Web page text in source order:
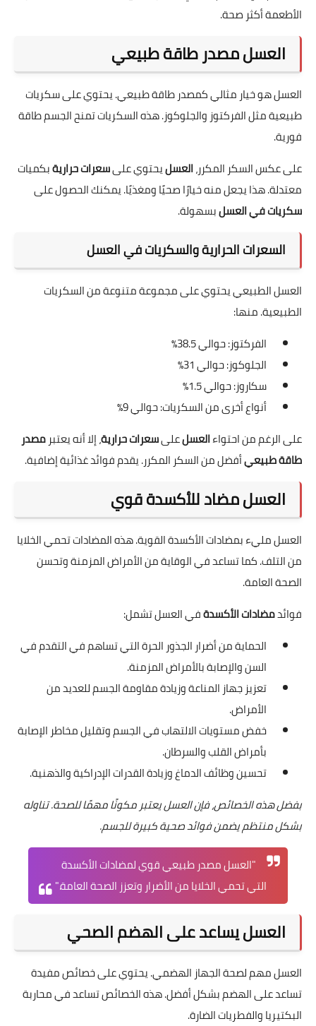
الأطعمة أكثر صحة.
العسل مصدر طاقة طبيعي
العسل هو خيار مثالي كمصدر طاقة طبيعي. يحتوي على سكريات
طبيعية مثل الفركتوز والجلوكوز. هذه السكريات تمنح الجسم طاقة
فورية.
على عكس السكر المكرر،العسليحتوي علىسعرات حراريةبكميات
معتدلة. هذا يجعل منه خيارًا صحيًا ومغذيًا. يمكنك الحصول على
سكريات في العسلبسهولة.
السعرات الحرارية والسكريات في العسل
العسل الطبيعي يحتوي على مجموعة متنوعة من السكريات
الطبيعية. منها:
الفركتوز: حوالي 38.5٪
الجلوكوز: حوالي 31٪
سكاروز: حوالي 1.5٪
أنواع أخرى من السكريات: حوالي 9٪
على الرغم من احتواءالعسلعلىسعرات حرارية، إلا أنه يعتبرمصدر
طاقة طبيعيأفضل من السكر المكرر. يقدم فوائد غذائية إضافية.
العسل مضاد للأكسدة قوي
العسل مليء بمضادات الأكسدة القوية. هذه المضادات تحمي الخلايا
من التلف. كما تساعد في الوقاية من الأمراض المزمنة وتحسن
الصحة العامة.
فوائدمضادات الأكسدةفي العسل تشمل:
الحماية من أضرار الجذور الحرة التي تساهم في التقدم في
السن والإصابة بالأمراض المزمنة.
تعزيز جهاز المناعة وزيادة مقاومة الجسم للعديد من
الأمراض.
خفض مستويات الالتهاب في الجسم وتقليل مخاطر الإصابة
بأمراض القلب والسرطان.
تحسين وظائف الدماغ وزيادة القدرات الإدراكية والذهنية.
بفضل هذه الخصائص، فإن العسل يعتبر مكونًا مهمًا للصحة. تناوله
بشكل منتظم يضمن فوائد صحية كبيرة للجسم.
"العسل مصدر طبيعي قوي لمضادات الأكسدة
التي تحمي الخلايا من الأضرار وتعزز الصحة العامة."
العسل يساعد على الهضم الصحي
العسل مهم لصحة الجهاز الهضمي. يحتوي على خصائص مفيدة
تساعد على الهضم بشكل أفضل. هذه الخصائص تساعد في محاربة
البكتيريا والفطريات الضارة.